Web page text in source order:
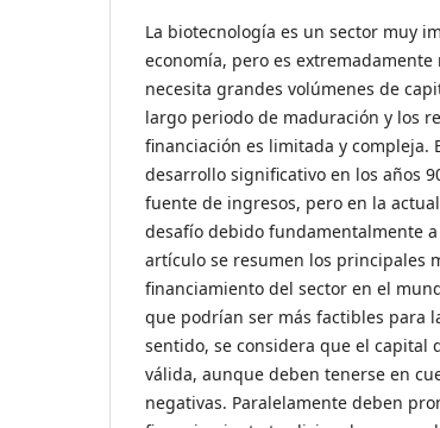
La biotecnología es un sector muy
economía, pero es
necesita grandes volúmenes de
largo periodo de maduración y los
financiación es limitada y compleja.
desarrollo significativo en los años
fuente de ingresos, pero en la
desafío debido fundamentalmente
artículo se resumen los principales
financiamiento del sector en el
que podrían ser más factibles para
sentido, se considera que el capital
válida, aunque deben tenerse en
negativas. Paralelamente deben